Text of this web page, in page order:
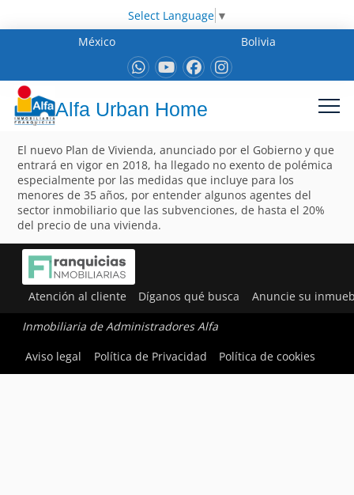
Select Language ▼
México
Bolivia
Alfa Urban Home
El nuevo Plan de Vivienda, anunciado por el Gobierno y que
entrará en vigor en 2018, ha llegado no exento de polémica
especialmente por las medidas que incluye para los
menores de 35 años, por entender algunos agentes del
sector inmobiliario que las subvenciones, de hasta el 20%
del precio de una vivienda.
Atención al cliente Díganos qué busca Anuncie su
Inmobiliaria de Administradores Alfa
Aviso legal
Política de Privacidad Política de cookies